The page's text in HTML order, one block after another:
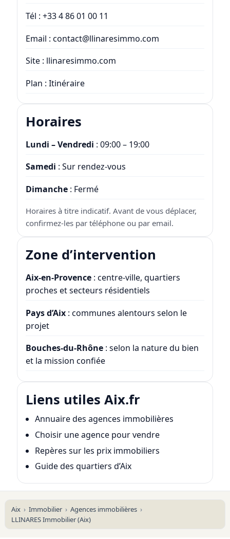
Tél : +33 4 86 01 00 11
Email : contact@llinaresimmo.com
Site : llinaresimmo.com
Plan : Itinéraire
Horaires
Lundi – Vendredi : 09:00 – 19:00
Samedi : Sur rendez-vous
Dimanche: Fermé
Horaires à titre indicatif. Avant de vous déplacer,
confirmez-les par téléphone ou par email.
Zone d’intervention
Aix-en-Provence: centre-ville, quartiers
proches et secteurs résidentiels
Pays d’Aix: communes alentours selon le
projet
Bouches-du-Rhône: selon la nature du bien
et la mission confiée
Liens utiles Aix.fr
Annuaire des agences immobilières
Choisir une agence pour vendre
Repères sur les prix immobiliers
Guide des quartiers d’Aix
Aix Immobilier
Agences immobilières
LLINARES Immobilier (Aix)